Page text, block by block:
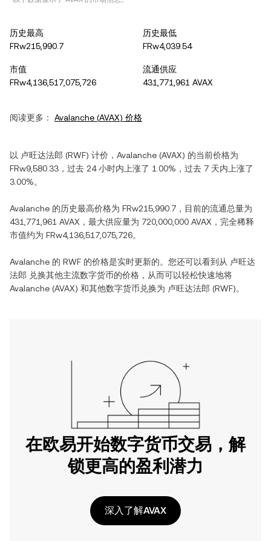
历史最高
FRw215,990.7
历史最低
FRw4,039.54
市值
FRw4,136,517,075,726
流通供应
431,771,961 AVAX
阅读更多： Avalanche (AVAX) 价格
以 卢旺达法郎 (RWF) 计价， Avalanche (AVAX) 的当前价格为
FRw9,580.33 ，过去 24 小时内 上涨了 1.00% ，过去 7 天内 上涨了
3.00%。
Avalanche 的历史最高价格为 FRw215,990.7 ，目前的流通总量为
431,771,961 AVAX ，最大供应量为 720,000,000 AVAX ，完全稀释
市值约为 FRw4,136,517,075,726。
Avalanche 的 RWF 的价格是实时更新的。您还可以看到从 卢旺达
法郎 兑换其他主流数字货币的价格，从而可以轻松快速地将
Avalanche (AVAX) 和其他数字货币兑换为 卢旺达法郎 (RWF)。
在欧易开始数字货币交易，解
锁更高的盈利潜力
深入了解AVAX